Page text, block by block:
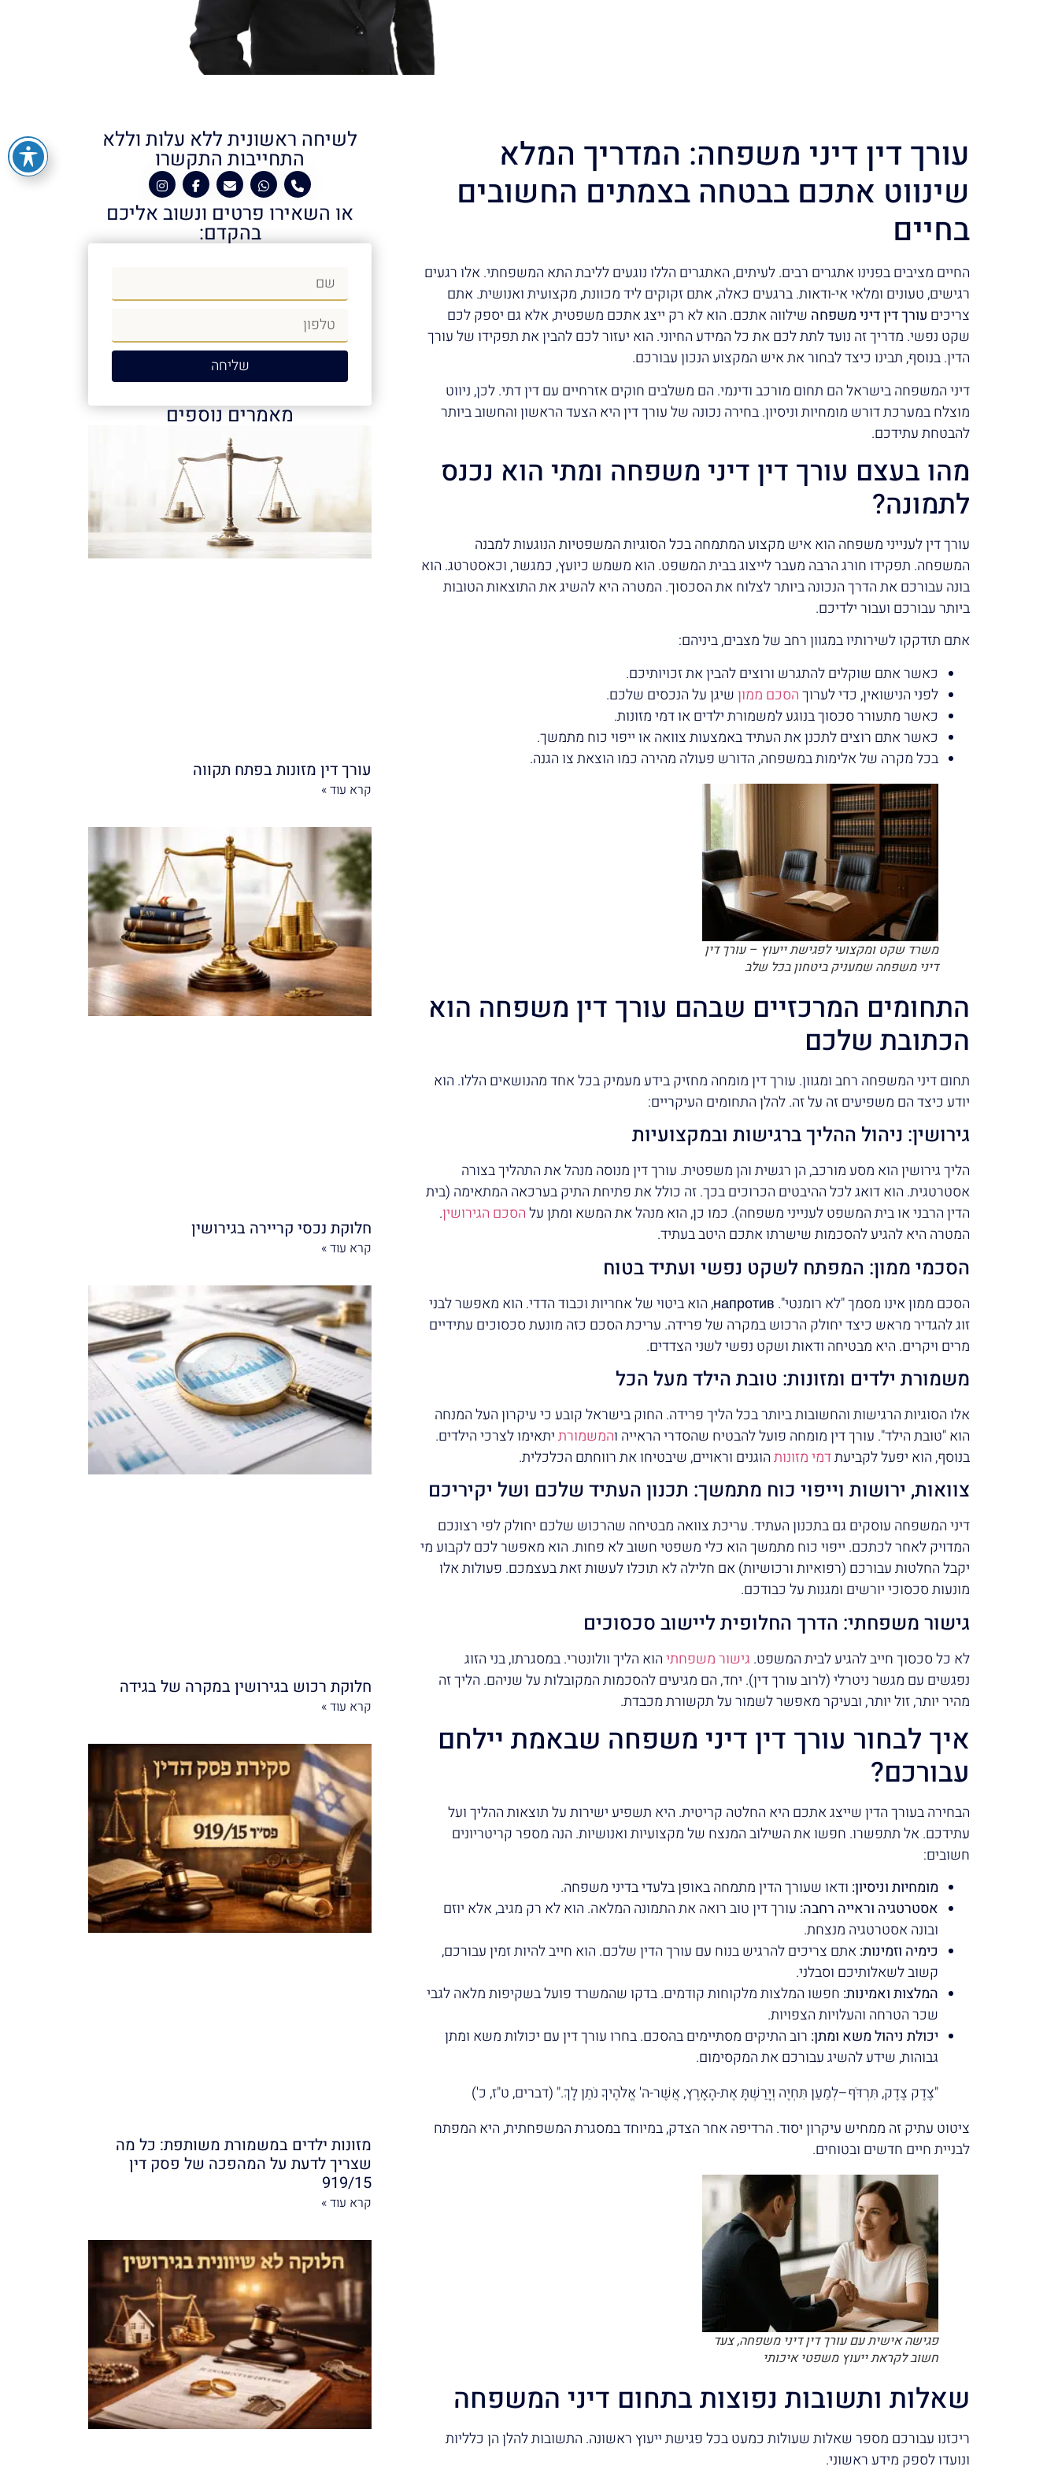
עורך דין דיני משפחה: המדריך המלא
שינווט אתכם בבטחה בצמתים החשובים
בחיים
החיים מציבים בפנינו אתגרים רבים. לעיתים, האתגרים הללו נוגעים לליבת התא המשפחתי. אלו רגעים
רגישים, טעונים ומלאי אי-ודאות. ברגעים כאלה, אתם זקוקים ליד מכוונת, מקצועית ואנושית. אתם
צריכים עורך דין דיני משפחה שילווה אתכם. הוא לא רק ייצג אתכם משפטית, אלא גם יספק לכם
שקט נפשי. מדריך זה נועד לתת לכם את כל המידע החיוני. הוא יעזור לכם להבין את תפקידו של עורך
הדין. בנוסף, תבינו כיצד לבחור את איש המקצוע הנכון עבורכם.
דיני המשפחה בישראל הם תחום מורכב ודינמי. הם משלבים חוקים אזרחיים עם דין דתי. לכן, ניווט
מוצלח במערכת דורש מומחיות וניסיון. בחירה נכונה של עורך דין היא הצעד הראשון והחשוב ביותר
להבטחת עתידכם.
מהו בעצם עורך דין דיני משפחה ומתי הוא נכנס
לתמונה?
עורך דין לענייני משפחה הוא איש מקצוע המתמחה בכל הסוגיות המשפטיות הנוגעות למבנה
המשפחה. תפקידו חורג הרבה מעבר לייצוג בבית המשפט. הוא משמש כיועץ, כמגשר, וכאסטרטג. הוא
בונה עבורכם את הדרך הנכונה ביותר לצלוח את הסכסוך. המטרה היא להשיג את התוצאות הטובות
ביותר עבורכם ועבור ילדיכם.
אתם תזדקקו לשירותיו במגוון רחב של מצבים, ביניהם:
כאשר אתם שוקלים להתגרש ורוצים להבין את זכויותיכם.
לפני הנישואין, כדי לערוךהסכם ממוןשיגן על הנכסים שלכם.
כאשר מתעורר סכסוך בנוגע למשמורת ילדים או דמי מזונות.
כאשר אתם רוצים לתכנן את העתיד באמצעות צוואה או ייפוי כוח מתמשך.
בכל מקרה של אלימות במשפחה, הדורש פעולה מהירה כמו הוצאת צו הגנה.
משרד שקט ומקצועי לפגישת ייעוץ – עורך דין
דיני משפחה שמעניק ביטחון בכל שלב
התחומים המרכזיים שבהם עורך דין משפחה הוא
הכתובת שלכם
תחום דיני המשפחה רחב ומגוון. עורך דין מומחה מחזיק בידע מעמיק בכל אחד מהנושאים הללו. הוא
יודע כיצד הם משפיעים זה על זה. להלן התחומים העיקריים:
גירושין: ניהול ההליך ברגישות ובמקצועיות
הליך גירושין הוא מסע מורכב, הן רגשית והן משפטית. עורך דין מנוסה מנהל את התהליך בצורה
אסטרטגית. הוא דואג לכל ההיבטים הכרוכים בכך. זה כולל את פתיחת התיק בערכאה המתאימה (בית
הדין הרבני או בית המשפט לענייני משפחה). כמו כן, הוא מנהל את המשא ומתן עלהסכם הגירושין.
המטרה היא להגיע להסכמות שישרתו אתכם היטב בעתיד.
הסכמי ממון: המפתח לשקט נפשי ועתיד בטוח
הסכם ממון אינו מסמך "לא רומנטי". напротив, הוא ביטוי של אחריות וכבוד הדדי. הוא מאפשר לבני
זוג להגדיר מראש כיצד יחולק הרכוש במקרה של פרידה. עריכת הסכם כזה מונעת סכסוכים עתידיים
מרים ויקרים. היא מבטיחה ודאות ושקט נפשי לשני הצדדים.
משמורת ילדים ומזונות: טובת הילד מעל הכל
אלו הסוגיות הרגישות והחשובות ביותר בכל הליך פרידה. החוק בישראל קובע כי עיקרון העל המנחה
הוא "טובת הילד". עורך דין מומחה פועל להבטיח שהסדרי הראייה והמשמורתיתאימו לצרכי הילדים.
בנוסף, הוא יפעל לקביעתדמי מזונותהוגנים וראויים, שיבטיחו את רווחתם הכלכלית.
צוואות, ירושות וייפוי כוח מתמשך: תכנון העתיד שלכם ושל יקיריכם
דיני המשפחה עוסקים גם בתכנון העתיד. עריכת צוואה מבטיחה שהרכוש שלכם יחולק לפי רצונכם
המדויק לאחר לכתכם. ייפוי כוח מתמשך הוא כלי משפטי חשוב לא פחות. הוא מאפשר לכם לקבוע מי
יקבל החלטות עבורכם (רפואיות ורכושיות) אם חלילה לא תוכלו לעשות זאת בעצמכם. פעולות אלו
מונעות סכסוכי יורשים ומגנות על כבודכם.
גישור משפחתי: הדרך החלופית ליישוב סכסוכים
לא כל סכסוך חייב להגיע לבית המשפט. גישור משפחתיהוא הליך וולונטרי. במסגרתו, בני הזוג
נפגשים עם מגשר ניטרלי (לרוב עורך דין). יחד, הם מגיעים להסכמות המקובלות על שניהם. הליך זה
מהיר יותר, זול יותר, ובעיקר מאפשר לשמור על תקשורת מכבדת.
איך לבחור עורך דין דיני משפחה שבאמת יילחם
עבורכם?
הבחירה בעורך הדין שייצג אתכם היא החלטה קריטית. היא תשפיע ישירות על תוצאות ההליך ועל
עתידכם. אל תתפשרו. חפשו את השילוב המנצח של מקצועיות ואנושיות. הנה מספר קריטריונים
חשובים:
מומחיות וניסיון: ודאו שעורך הדין מתמחה באופן בלעדי בדיני משפחה.
אסטרטגיה וראייה רחבה: עורך דין טוב רואה את התמונה המלאה. הוא לא רק מגיב, אלא יוזם
ובונה אסטרטגיה מנצחת.
כימיה וזמינות: אתם צריכים להרגיש בנוח עם עורך הדין שלכם. הוא חייב להיות זמין עבורכם,
קשוב לשאלותיכם וסבלני.
המלצות ואמינות: חפשו המלצות מלקוחות קודמים. בדקו שהמשרד פועל בשקיפות מלאה לגבי
שכר הטרחה והעלויות הצפויות.
יכולת ניהול משא ומתן: רוב התיקים מסתיימים בהסכם. בחרו עורך דין עם יכולות משא ומתן
גבוהות, שידע להשיג עבורכם את המקסימום.
"צֶדֶק צֶדֶק, תִּרְדֹּף–לְמַעַן תִּחְיֶה וְיָרַשְׁתָּ אֶת-הָאָרֶץ, אֲשֶׁר-ה' אֱלֹהֶיךָ נֹתֵן לָךְ." (דברים, ט"ז, כ')
ציטוט עתיק זה ממחיש עיקרון יסוד. הרדיפה אחר הצדק, במיוחד במסגרת המשפחתית, היא המפתח
לבניית חיים חדשים ובטוחים.
פגישה אישית עם עורך דין דיני משפחה, צעד
חשוב לקראת ייעוץ משפטי איכותי
שאלות ותשובות נפוצות בתחום דיני המשפחה
ריכזנו עבורכם מספר שאלות שעולות כמעט בכל פגישת ייעוץ ראשונה. התשובות להלן הן כלליות
ונועדו לספק מידע ראשוני.
לשיחה ראשונית ללא עלות וללא
התחייבות התקשרו
או השאירו פרטים ונשוב אליכם
בהקדם:
שליחה
מאמרים נוספים
עורך דין מזונות בפתח תקווה
קרא עוד »
חלוקת נכסי קריירה בגירושין
קרא עוד »
חלוקת רכוש בגירושין במקרה של בגידה
קרא עוד »
מזונות ילדים במשמורת משותפת: כל מה
שצריך לדעת על המהפכה של פסק דין
919/15
קרא עוד »